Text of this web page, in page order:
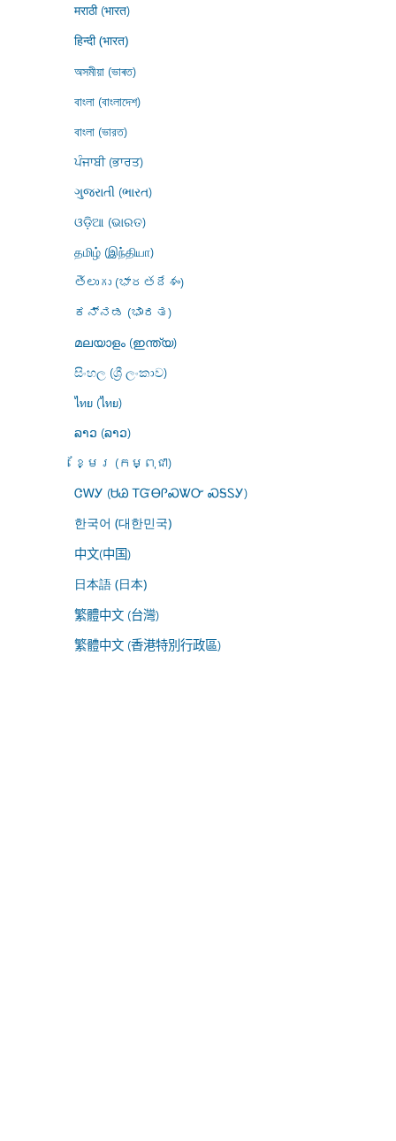
मराठी (भारत)
हिन्दी (भारत)
অসমীয়া (ভাৰত)
বাংলা (বাংলাদেশ)
বাংলা (ভারত)
ਪੰਜਾਬੀ (ਭਾਰਤ)
ગુજરાતી (ભારત)
ଓଡ଼ିଆ (ଭାରତ)
தமிழ் (இந்தியா)
తెలుగు (భారతదేశం)
ಕನ್ನಡ (ಭಾರತ)
മലയാളം (ഇന്ത്യ)
සිංහල (ශ්‍රී ලංකාව)
ไทย (ไทย)
ລາວ (ລາວ)
ខ្មែរ (កម្ពុជា)
ᏣᎳᎩ (ᏌᏊ ᎢᏳᎾᎵᏍᏔᏅ ᏍᎦᏚᎩ)
한국어 (대한민국)
中文(中国)
日本語 (日本)
繁體中文 (台灣)
繁體中文 (香港特別行政區)